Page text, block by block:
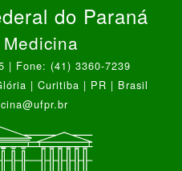
do Paraná
| Fone: (41) 3360-7239
| Curitiba | PR | Brasil